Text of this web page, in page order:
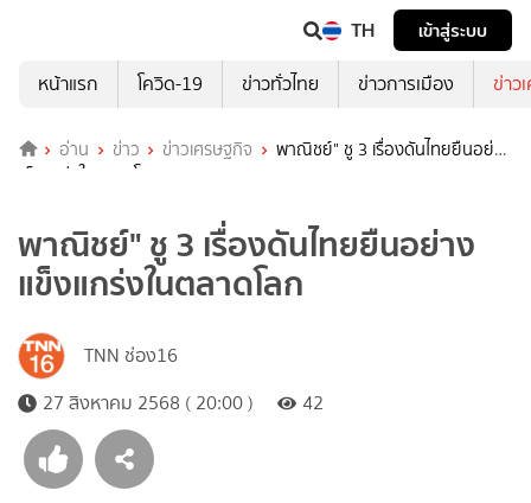
TH
เข้าสู่ระบบ
หน้าแรก
โควิด-19 ข่าวทั่วไทย ข่าวการเมือง ข่าว
อ่าน ข่าว ข่าวเศรษฐกิจ
พาณิชย์" ชู 3 เรื่องดันไทยยืนอย่าง
แข็งแกร่งในตลาดโลก
พาณิชย์" ชู 3 เรื่องดันไทยยืนอย่าง
แข็งแกร่งในตลาดโลก
TNN ช่อง16
27 สิงหาคม 2568 ( 20:00 )
42